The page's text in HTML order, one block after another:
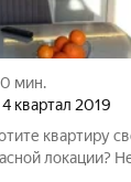
мин.
4 квартал 2019
квартиру
локации?